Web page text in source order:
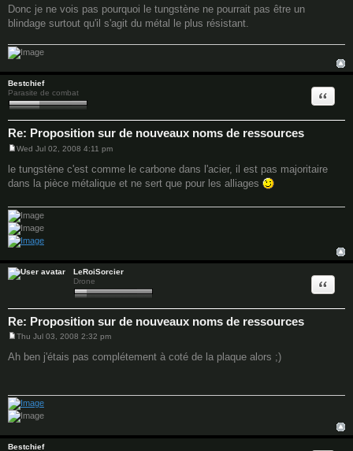
Donc je ne vois pas pourquoi le tungstène ne pourrait pas être un
blindage surtout qu'il s'agit du métal le plus résistant.
Bestchief
Parasite de combat
Re: Proposition sur de nouveaux noms de ressources
Quote
o
s
t
Wed Jul 02, 2008 4:11 pm
le tungstène c'est comme le carbone dans l'acier, il est pas majoritaire
dans la pièce métalique et ne sert que pour les alliages
LeRoiSorcier
Drone
Re: Proposition sur de nouveaux noms de ressources
Quote
s
Thu Jul 03, 2008 2:32 pm
Ah ben j'étais pas complétement à coté de la plaque alors ;)
Bestchief